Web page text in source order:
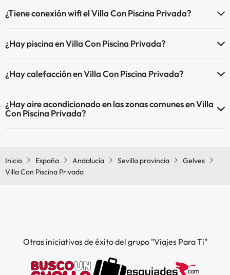
¿Tiene conexión wifi el Villa Con Piscina Privada?
¿Hay piscina en Villa Con Piscina Privada?
pago) Aquí tienes más info sobre la piscina y otras instalaciones.
¿Hay calefacción en Villa Con Piscina Privada?
¿Hay aire acondicionado en las zonas comunes en Villa
Con Piscina Privada?
Inicio
España Andalucía Sevilla provincia
Gelves
Villa Con Piscina Privada
Otras iniciativas de éxito del grupo "Viajes Para Ti"